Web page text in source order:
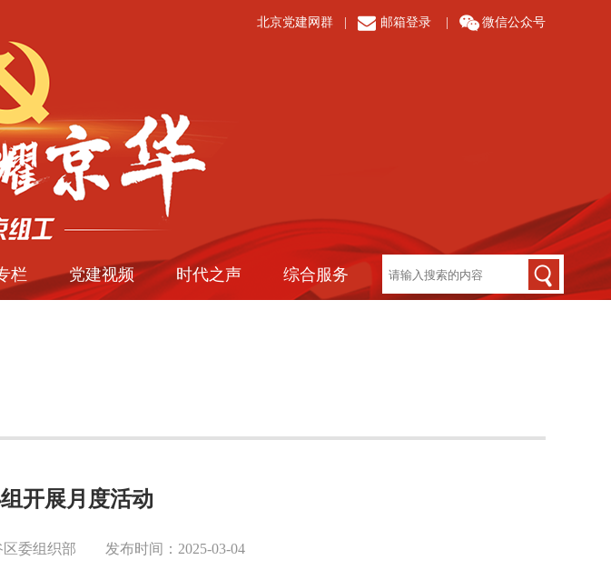
北京党建网群 邮箱登录 微信公众号
栏 党建视频 时代之声 综合服务
开展月度活动
委组织部 发布时间：2025-03-04